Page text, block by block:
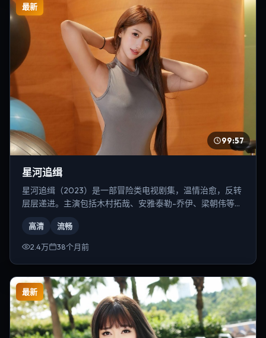
最新
99:57
星河追缉
星河追缉（2023）是一部冒险类电视剧集，温情治愈，反转
层层递进。主演包括木村拓哉、安雅·泰勒-乔伊、梁朝伟等，
高清 流畅
2.4万 38个月前
最新